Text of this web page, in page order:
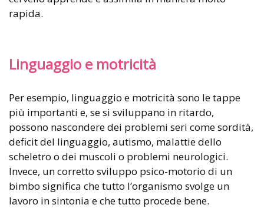
rapida.
Linguaggio e motricità
Per esempio, linguaggio e motricità sono le tappe
più importanti e, se si sviluppano in ritardo,
possono nascondere dei problemi seri come sordità,
deficit del linguaggio, autismo, malattie dello
scheletro o dei muscoli o problemi neurologici.
Invece, un corretto sviluppo psico-motorio di un
bimbo significa che tutto l’organismo svolge un
lavoro in sintonia e che tutto procede bene.